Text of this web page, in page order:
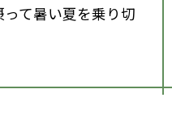
て暑い夏を乗り切